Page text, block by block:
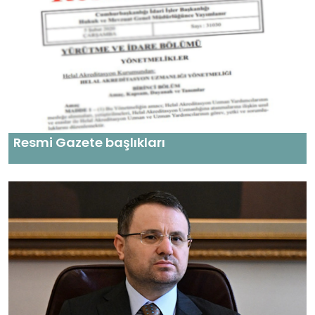
Resmi Gazete başlıkları